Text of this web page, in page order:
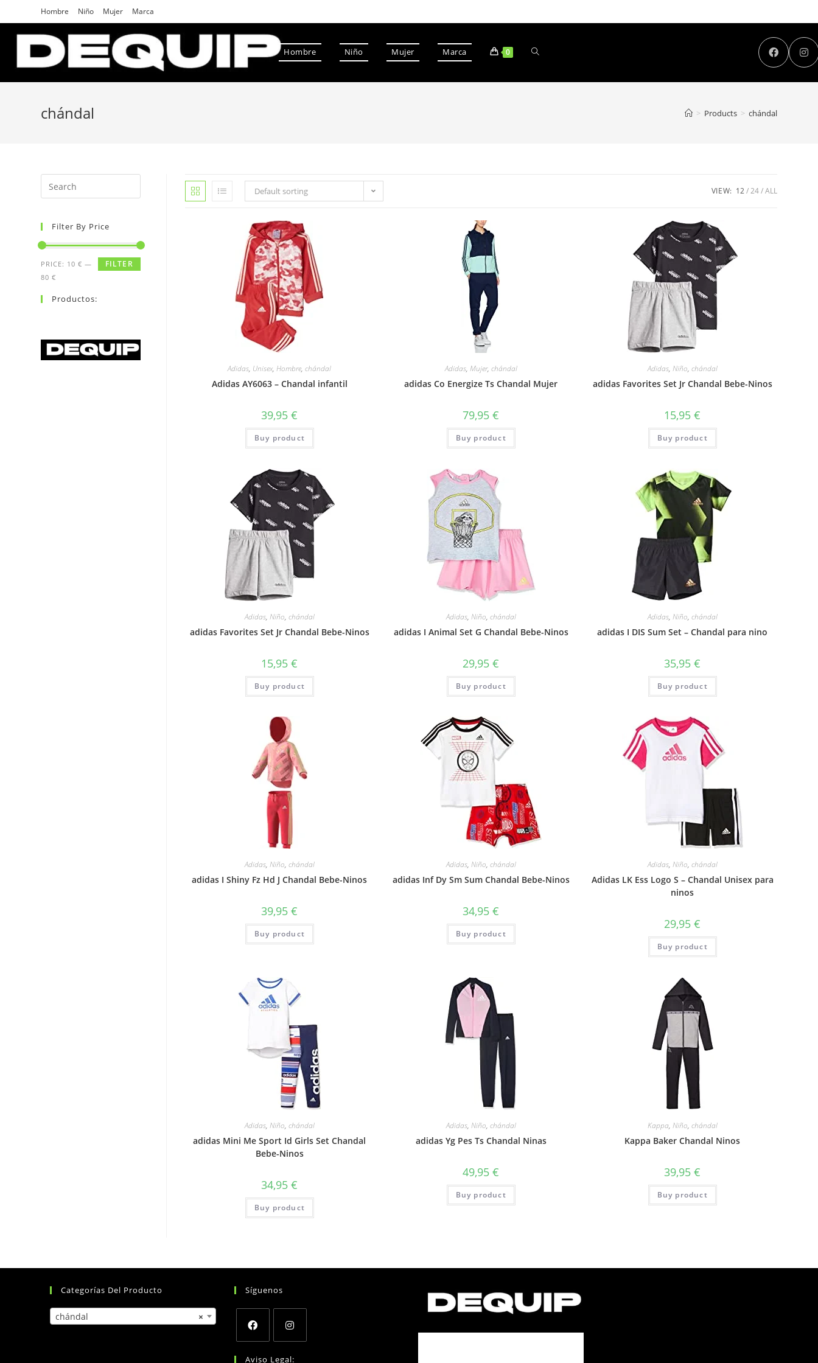
to
content
Hombre Niño Mujer Marca
Hombre Niño Mujer Marca 0
chándal > Products > chándal
Default sorting VIEW: 12 24 ALL
Adidas, Unisex,Hombre,chándal
Adidas AY6063 – Chandal infantil
39,95€
Buy product
Adidas, Mujer, chándal
adidas Co Energize Ts Chandal Mujer
79,95€
Buy product
Adidas, Niño, chándal
adidas Favorites Set Jr Chandal Bebe-Ninos
15,95€
Buy product
Adidas, Niño, chándal
adidas Favorites Set Jr Chandal Bebe-Ninos
15,95€
Buy product
Adidas, Niño, chándal
adidas I Animal Set G Chandal Bebe-Ninos
29,95€
Buy product
Adidas, Niño, chándal
adidas I DIS Sum Set – Chandal para nino
35,95€
Buy product
Adidas, Niño, chándal
adidas I Shiny Fz Hd J Chandal Bebe-Ninos
39,95€
Buy product
Adidas, Niño, chándal
adidas Inf Dy Sm Sum Chandal Bebe-Ninos
34,95€
Buy product
Adidas, Niño, chándal
Adidas LK Ess Logo S – Chandal Unisex para
ninos
29,95€
Buy product
Adidas, Niño, chándal
adidas Mini Me Sport Id Girls Set Chandal
Bebe-Ninos
34,95€
Buy product
Adidas, Niño, chándal
adidas Yg Pes Ts Chandal Ninas
49,95€
Buy product
Kappa, Niño, chándal
Kappa Baker Chandal Ninos
39,95€
Buy product
Search
for:
Filter By Price
FILTER
PRICE: 10 € —
80 €
Productos:
Categorías Del Producto
×
chándal
Síguenos
Aviso Legal: